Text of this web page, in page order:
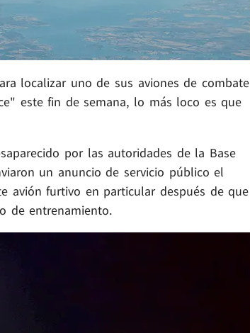
localizar uno de sus aviones de combate
este fin de semana, lo más loco es que
por las autoridades de la Base
un anuncio de servicio público el
avión furtivo en particular después de que
de entrenamiento.